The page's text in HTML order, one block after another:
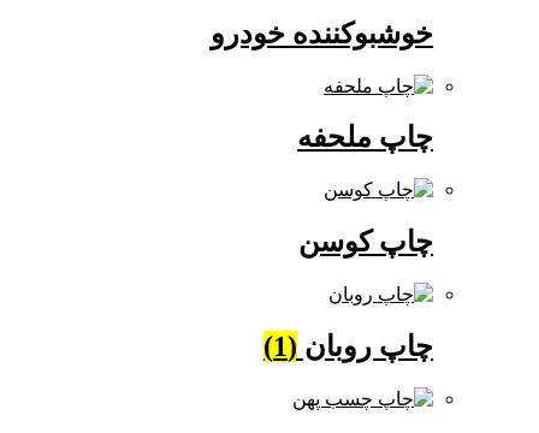
خوشبوکننده خودرو
چاپ ملحفه
چاپ کوسن
چاپ روبان(1)